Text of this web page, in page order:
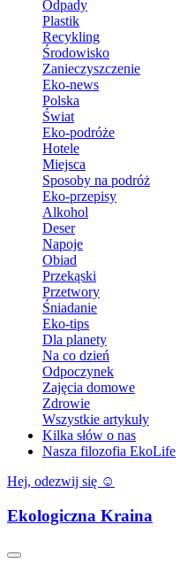
Odpady
Plastik
Recykling
Środowisko
Zanieczyszczenie
Eko-news
Polska
Świat
Eko-podróże
Hotele
Miejsca
Sposoby na podróż
Eko-przepisy
Alkohol
Deser
Napoje
Obiad
Przekąski
Przetwory
Śniadanie
Eko-tips
Dla planety
Na co dzień
Odpoczynek
Zajęcia domowe
Zdrowie
Wszystkie artykuły
Kilka słów o nas
Nasza filozofia EkoLife
Hej, odezwij się ☺️
Ekologiczna Kraina